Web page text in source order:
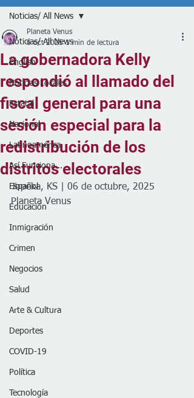
Noticias/ All News
English
Noticias Locales
Estatal
Nacional
Latinoamérica
Así Funciona...
Español
Educación
Inmigración
Crimen
Negocios
Salud
Arte & Cultura
Deportes
COVID-19
Política
Tecnología
Noticias/ All News
La gobernadora Kelly
respondió al llamado del
fiscal general para una
sesión especial para la
redistribución de los
distritos electorales
Planeta Venus
6 oct 2025 1 min de lectura
Topeka, KS | 06 de octubre, 2025
Planeta Venus